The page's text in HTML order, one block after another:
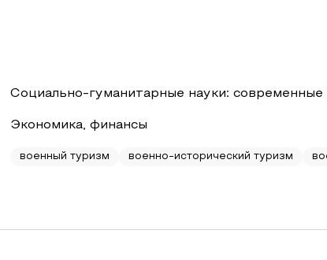
Социально-гуманитарные науки: современные
Экономика, финансы
военный туризм военно-исторический туризм